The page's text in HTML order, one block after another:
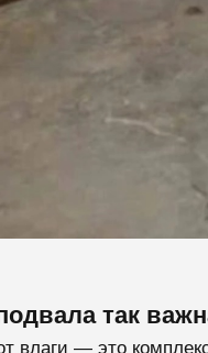
так
— это